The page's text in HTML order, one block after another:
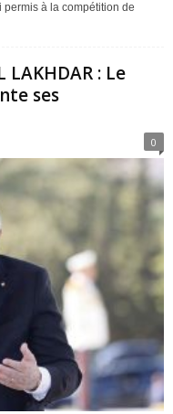
à la compétition de
LAKHDAR : Le
ses
0